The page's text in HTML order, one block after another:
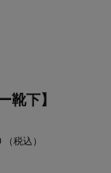
靴下】
税込）